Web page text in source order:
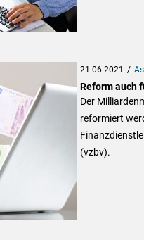
21.06.2021
Reform auch
Der
reformiert
(vzbv).